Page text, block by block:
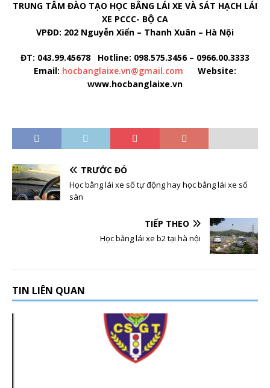
TRUNG TÂM ĐÀO TẠO HỌC BẰNG LÁI XE VÀ SÁT HẠCH LÁI
XE PCCC- BỘ CA
VPĐD: 202 Nguyễn Xiển – Thanh Xuân – Hà Nội
ĐT: 043.99.45678 Hotline: 098.575.3456 – 0966.00.3333
Email: hocbanglaixe.vn@gmail.com Website:
www.hocbanglaixe.vn
TRƯỚC ĐÓ
Học bằng lái xe số tự động hay học bằng lái xe số
sàn
TIẾP THEO
Học bằng lái xe b2 tại hà nội
TIN LIÊN QUAN